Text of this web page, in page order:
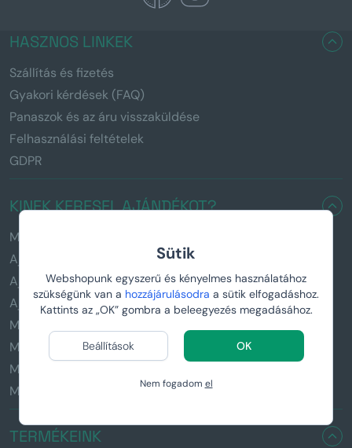
Sütik
Webshopunk egyszerű és kényelmes használatához
szükségünk van a hozzájárulásodra a sütik elfogadáshoz.
Kattints az „OK” gombra a beleegyezés megadásához.
Beállítások OK
Nem fogadom el
HASZNOS LINKEK
Szállítás és fizetés
Gyakori kérdések (FAQ)
Panaszok és az áru visszaküldése
Felhasználási feltételek
GDPR
KINEK KERESEL AJÁNDÉKOT?
Minden ajándék
Ajándékok férfiaknak
Ajándékok nőknek
Ajándékok gyerekeknek
Manboxeo sörszeretőknek
Manboxeo horgászoknak
Manboxeo kávézóknak
Manboxeo fitnesz rajongóknak
TERMÉKEINK